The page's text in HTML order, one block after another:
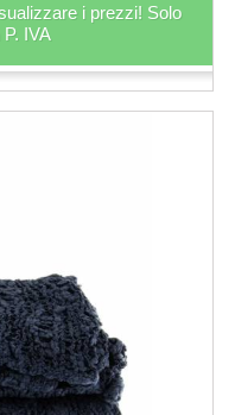
i prezzi! Solo
IVA